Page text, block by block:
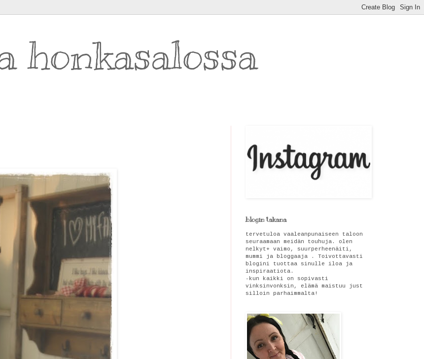
honkasalossa
blogin takana
tervetuloa vaaleanpunaiseen taloon
seuraamaan meidän touhuja. olen
nelkyt+ vaimo, suurperheenäiti,
mummi ja bloggaaja . Toivottavasti
blogini tuottaa sinulle iloa ja
inspiraatiota.
-kun kaikki on sopivasti
vinksinvonksin, elämä maistuu just
silloin parhaimmalta!